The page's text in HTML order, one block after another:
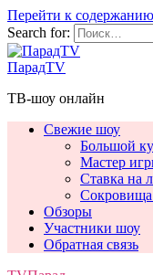
Перейти к содержанию
Search for:
ПарадTV
ТВ-шоу онлайн
Свежие шоу
Большой
Мастер
Ставка на
Обзоры
Участники шоу
Обратная связь